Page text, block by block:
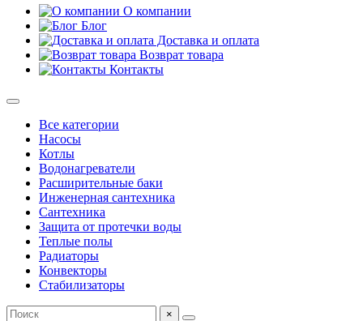
О компании
Блог
Доставка и оплата
Возврат товара
Контакты
Все категории
Насосы
Котлы
Водонагреватели
Расширительные баки
Инженерная сантехника
Сантехника
Защита от протечки воды
Теплые полы
Радиаторы
Конвекторы
Стабилизаторы
×